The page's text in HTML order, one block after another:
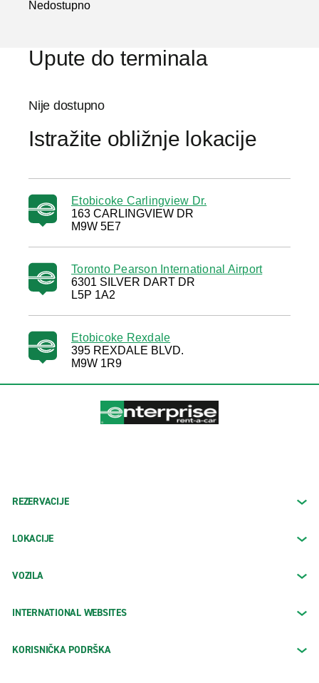
Nedostupno
Upute do terminala
Nije dostupno
Istražite obližnje lokacije
Etobicoke Carlingview Dr.
163 CARLINGVIEW DR
M9W 5E7
Toronto Pearson International Airport
6301 SILVER DART DR
L5P 1A2
Etobicoke Rexdale
395 REXDALE BLVD.
M9W 1R9
REZERVACIJE
LOKACIJE
VOZILA
INTERNATIONAL WEBSITES
KORISNIČKA PODRŠKA